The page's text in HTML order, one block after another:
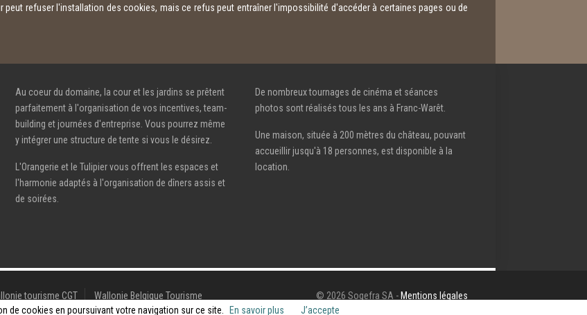
refuser l'installation des cookies, mais ce refus peut entraîner l'impossibilité d'accéder à certaines pages ou de
Au coeur du domaine, la cour et les jardins se prêtent
parfaitement à l'organisation de vos incentives, team-
building et journées d'entreprise. Vous pourrez même
y intégrer une structure de tente si vous le désirez.
L'Orangerie et le Tulipier vous offrent les espaces et
l'harmonie adaptés à l'organisation de dîners assis et
de soirées.
De nombreux tournages de cinéma et séances
photos sont réalisés tous les ans à Franc-Warêt.
Une maison, située à 200 mètres du château, pouvant
accueillir jusqu'à 18 personnes, est disponible à la
location.
tourisme CGT Wallonie Belgique Tourisme © 2026 Sogefra SA - Mentions légales
de cookies en poursuivant votre navigation sur ce site.
En savoir plus J’accepte